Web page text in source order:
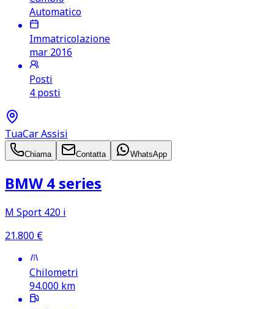
Automatico
Immatricolazione
mar 2016
Posti
4 posti
TuaCar Assisi
Chiama Contatta WhatsApp
BMW 4 series
M Sport 420 i
21.800 €
Chilometri
94.000 km